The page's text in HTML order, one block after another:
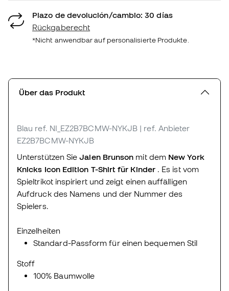
Plazo de devolución/cambio: 30 días
Rückgaberecht
*Nicht anwendbar auf personalisierte Produkte.
Über das Produkt
Blau ref. NI_EZ2B7BCMW-NYKJB | ref. Anbieter
EZ2B7BCMW-NYKJB
Unterstützen SieJalen Brunson mit dem New York
Knicks Icon Edition T-Shirt für Kinder. Es ist vom
Spieltrikot inspiriert und zeigt einen auffälligen
Aufdruck des Namens und der Nummer des
Spielers.
Einzelheiten
Standard-Passform für einen bequemen Stil
Stoff
100% Baumwolle